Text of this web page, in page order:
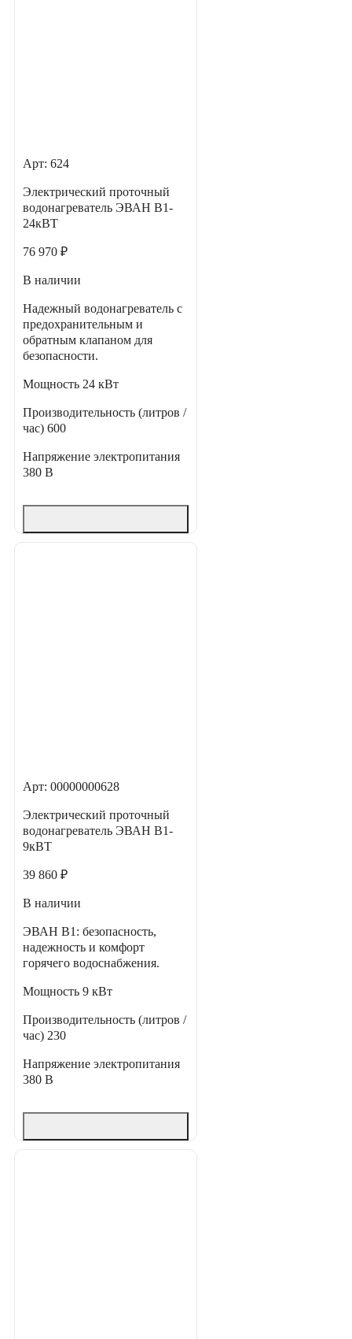
Арт: 624
Электрический проточный
водонагреватель ЭВАН В1-
24кВТ
76 970 ₽
В наличии
Надежный водонагреватель с
предохранительным и
обратным клапаном для
безопасности.
Мощность 24 кВт
Производительность (литров /
час) 600
Напряжение электропитания
380 В
Арт: 00000000628
Электрический проточный
водонагреватель ЭВАН В1-
9кВТ
39 860 ₽
В наличии
ЭВАН В1: безопасность,
надежность и комфорт
горячего водоснабжения.
Мощность 9 кВт
Производительность (литров /
час) 230
Напряжение электропитания
380 В